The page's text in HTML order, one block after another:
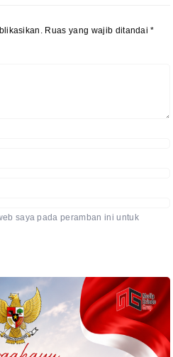
Ruas yang wajib ditandai*
saya pada peramban ini untuk